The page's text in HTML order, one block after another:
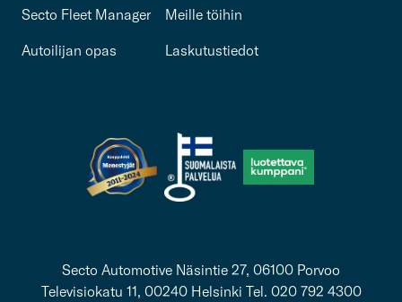
Secto Fleet Manager
Autoilijan opas
Meille töihin
Laskutustiedot
Secto Automotive Näsintie 27, 06100 Porvoo
Televisiokatu 11, 00240 Helsinki Tel. 020 792 4300